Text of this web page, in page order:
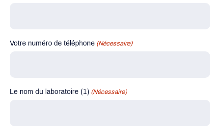
Votre numéro de téléphone (Nécessaire)
Le nom du laboratoire (1) (Nécessaire)